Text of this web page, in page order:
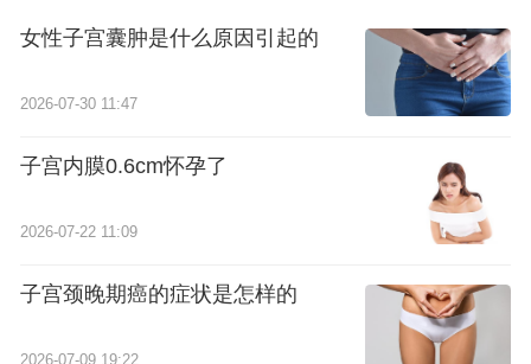
女性子宫囊肿是什么原因引起的
2026-07-30 11:47
子宫内膜0.6cm怀孕了
2026-07-22 11:09
子宫颈晚期癌的症状是怎样的
2026-07-09 19:22